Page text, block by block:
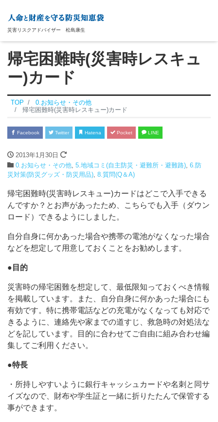
災害リスクアドバイザー 松島康生
帰宅困難時(災害時レスキュ
ー)カード
TOP
0.お知らせ・その他
帰宅困難時(災害時レスキュー)カード
Facebook Twitter Hatena Pocket LINE
2013年1月30日
0.お知らせ・その他 5.地域コミ(自主防災・避難所・避難路) 6.防
災対策(防災グッズ・防災用品) 8.質問(Q＆A)
帰宅困難時(災害時レスキュー)カードはどこで入手できる
んですか？とお声があったため、こちらでも入手（ダウン
ロード）できるようにしました。
自分自身に何かあった場合や携帯の電池がなくなった場合
などを想定して用意しておくことをお勧めします。
●目的
災害時の帰宅困難を想定して、最低限知っておくべき情報
を掲載しています。また、自分自身に何かあった場合にも
有効です。特に携帯電話などの充電がなくなっても対応で
きるように、連絡先や家までの道すじ、救急時の対処法な
どを記しています。目的に合わせてご自由に組み合わせ編
集してご利用ください。
●特長
・所持しやすいように銀行キャッシュカードや名刺と同サ
イズなので、財布や学生証と一緒に折りたたんで保管する
事ができます。